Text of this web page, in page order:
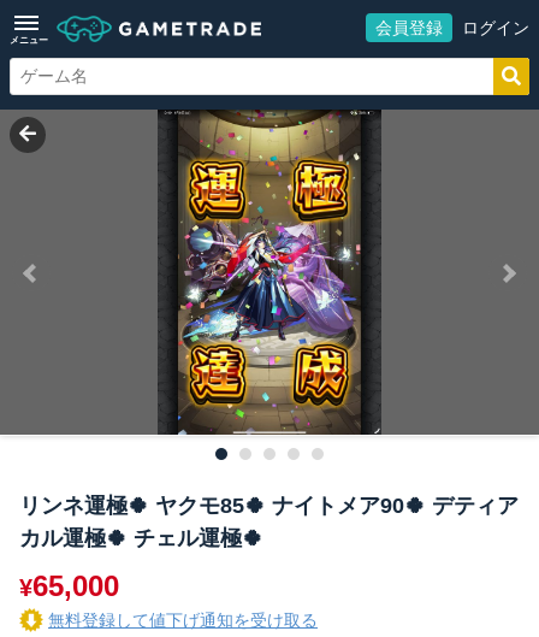
メニュー
会員登録 ログイン
リンネ運極🍀 ヤクモ85🍀 ナイトメア90🍀 デティア
カル運極🍀 チェル運極🍀
¥65,000
無料登録して値下げ通知を受け取る